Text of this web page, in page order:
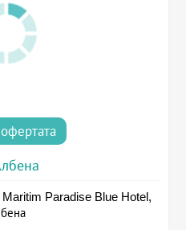
Maritim Paradise Blue Hotel,